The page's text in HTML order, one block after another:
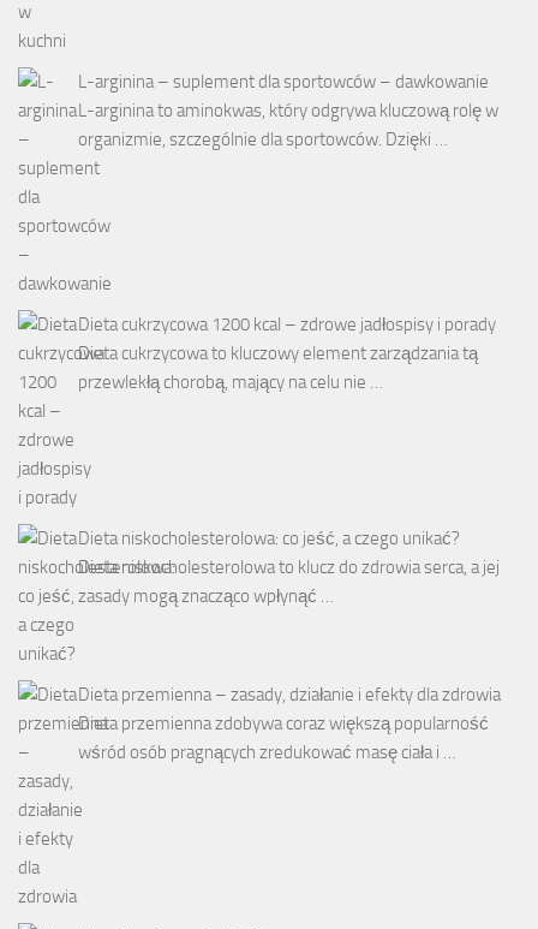
L-arginina – suplement dla sportowców – dawkowanie
L-arginina to aminokwas, który odgrywa kluczową rolę w
organizmie, szczególnie dla sportowców. Dzięki …
Dieta cukrzycowa 1200 kcal – zdrowe jadłospisy i porady
Dieta cukrzycowa to kluczowy element zarządzania tą
przewlekłą chorobą, mający na celu nie …
Dieta niskocholesterolowa: co jeść, a czego unikać?
Dieta niskocholesterolowa to klucz do zdrowia serca, a jej
zasady mogą znacząco wpłynąć …
Dieta przemienna – zasady, działanie i efekty dla zdrowia
Dieta przemienna zdobywa coraz większą popularność
wśród osób pragnących zredukować masę ciała i …